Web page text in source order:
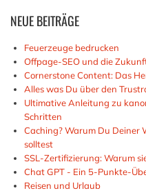
NEUEBEITRÄGE
Feuerzeuge bedrucken
Offpage-SEO und die
Cornerstone Content: Das
Alles was Du über den
Ultimative Anleitung zu
Schritten
Caching? Warum Du Deiner
solltest
SSL-Zertifizierung: Warum
Chat GPT - Ein 5-Punkte-
Reisen und Urlaub